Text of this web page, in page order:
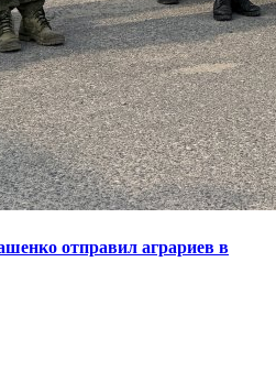
отправил аграриев в